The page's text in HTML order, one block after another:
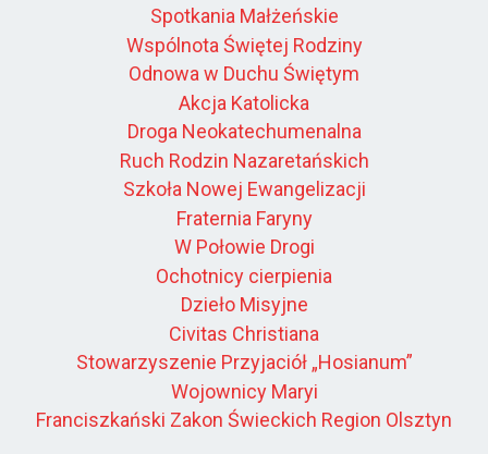
Spotkania Małżeńskie
Wspólnota Świętej Rodziny
Odnowa w Duchu Świętym
Akcja Katolicka
Droga Neokatechumenalna
Ruch Rodzin Nazaretańskich
Szkoła Nowej Ewangelizacji
Fraternia Faryny
W Połowie Drogi
Ochotnicy cierpienia
Dzieło Misyjne
Civitas Christiana
Stowarzyszenie Przyjaciół „Hosianum”
Wojownicy Maryi
Franciszkański Zakon Świeckich Region Olsztyn